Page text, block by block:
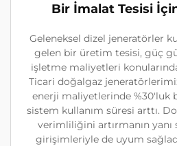
Bir İmalat Tesisi
Geleneksel dizel jeneratörler
gelen bir üretim tesisi, güç
işletme maliyetleri
Ticari doğalgaz
enerji maliyetlerinde %30'luk
sistem kullanım süresi arttı.
verimliliğini artırmanın yanı
girişimleriyle de uyum